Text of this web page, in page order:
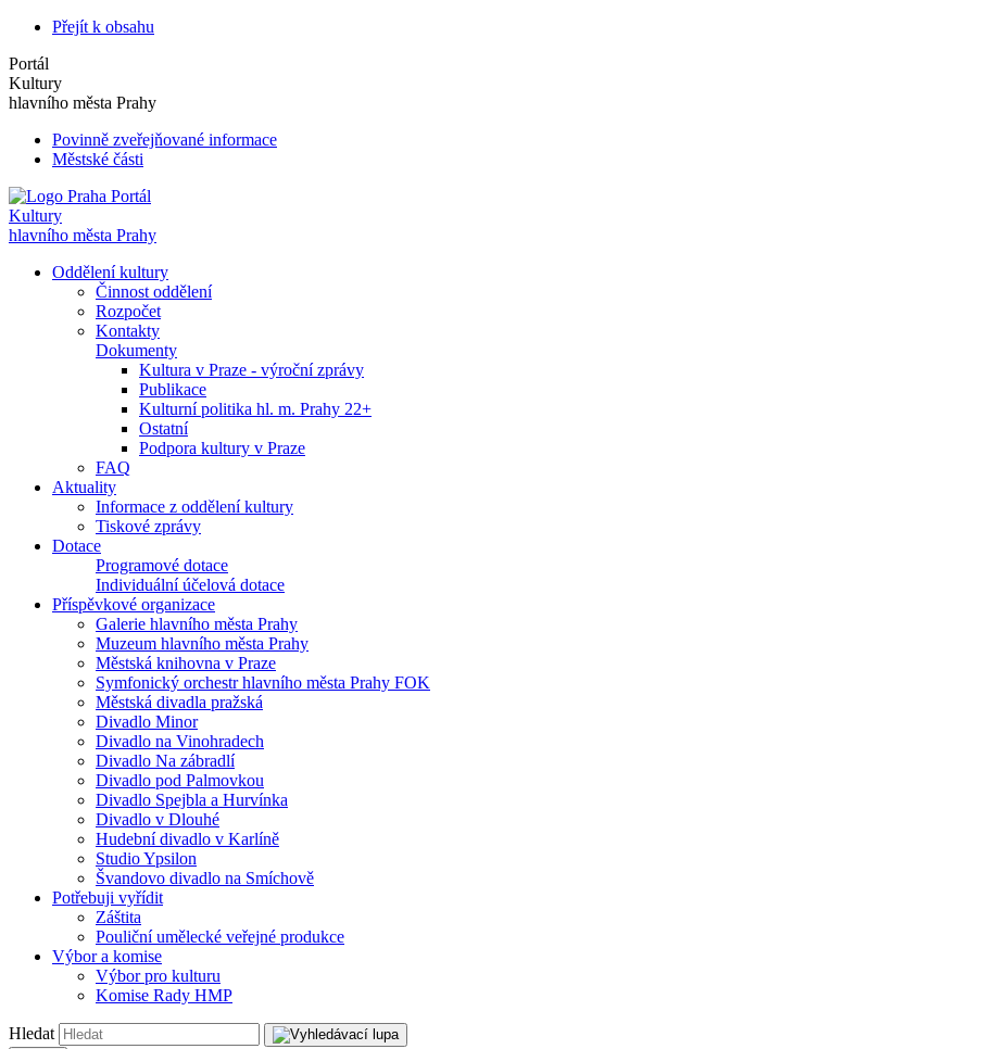
Přejít k obsahu
Portál
Kultury
hlavního města Prahy
Povinně zveřejňované informace
Městské části
Portál
Kultury
hlavního města Prahy
Oddělení kultury
Činnost oddělení
Rozpočet
Kontakty
Dokumenty
Kultura v Praze - výroční zprávy
Publikace
Kulturní politika hl. m. Prahy 22+
Ostatní
Podpora kultury v Praze
FAQ
Aktuality
Informace z oddělení kultury
Tiskové zprávy
Dotace
Programové dotace
Individuální účelová dotace
Příspěvkové organizace
Galerie hlavního města Prahy
Muzeum hlavního města Prahy
Městská knihovna v Praze
Symfonický orchestr hlavního města Prahy FOK
Městská divadla pražská
Divadlo Minor
Divadlo na Vinohradech
Divadlo Na zábradlí
Divadlo pod Palmovkou
Divadlo Spejbla a Hurvínka
Divadlo v Dlouhé
Hudební divadlo v Karlíně
Studio Ypsilon
Švandovo divadlo na Smíchově
Potřebuji vyřídit
Záštita
Pouliční umělecké veřejné produkce
Výbor a komise
Výbor pro kulturu
Komise Rady HMP
Hledat